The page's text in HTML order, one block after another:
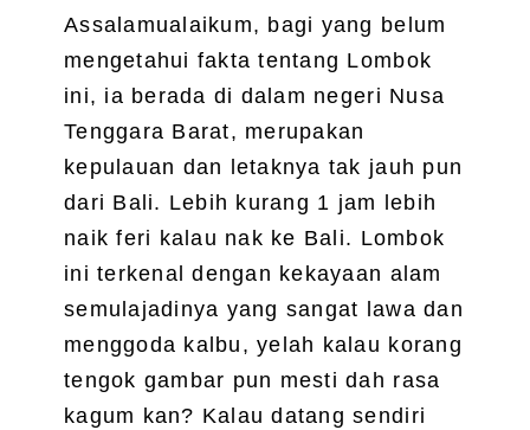
Assalamualaikum, bagi yang belum
mengetahui fakta tentang Lombok
ini, ia berada di dalam negeri Nusa
Tenggara Barat, merupakan
kepulauan dan letaknya tak jauh pun
dari Bali. Lebih kurang 1 jam lebih
naik feri kalau nak ke Bali. Lombok
ini terkenal dengan kekayaan alam
semulajadinya yang sangat lawa dan
menggoda kalbu, yelah kalau korang
tengok gambar pun mesti dah rasa
kagum kan? Kalau datang sendiri